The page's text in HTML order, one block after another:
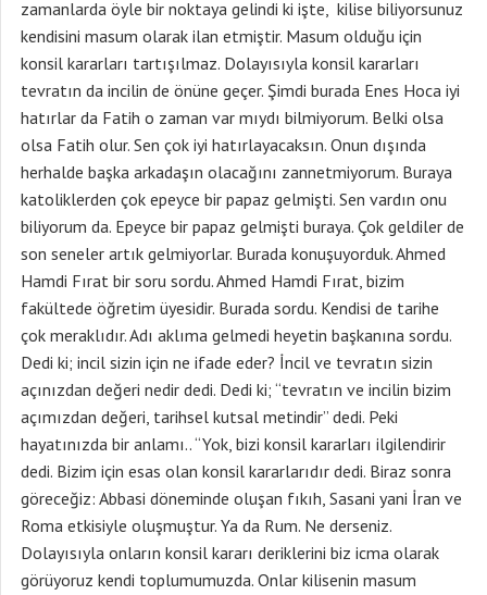
zamanlarda öyle bir noktaya gelindi ki işte, kilise biliyorsunuz
kendisini masum olarak ilan etmiştir. Masum olduğu için
konsil kararları tartışılmaz. Dolayısıyla konsil kararları
tevratın da incilin de önüne geçer. Şimdi burada Enes Hoca iyi
hatırlar da Fatih o zaman var mıydı bilmiyorum. Belki olsa
olsa Fatih olur. Sen çok iyi hatırlayacaksın. Onun dışında
herhalde başka arkadaşın olacağını zannetmiyorum. Buraya
katoliklerden çok epeyce bir papaz gelmişti. Sen vardın onu
biliyorum da. Epeyce bir papaz gelmişti buraya. Çok geldiler de
son seneler artık gelmiyorlar. Burada konuşuyorduk. Ahmed
Hamdi Fırat bir soru sordu. Ahmed Hamdi Fırat, bizim
fakültede öğretim üyesidir. Burada sordu. Kendisi de tarihe
çok meraklıdır. Adı aklıma gelmedi heyetin başkanına sordu.
Dedi ki; incil sizin için ne ifade eder? İncil ve tevratın sizin
açınızdan değeri nedir dedi. Dedi ki; “tevratın ve incilin bizim
açımızdan değeri, tarihsel kutsal metindir” dedi. Peki
hayatınızda bir anlamı.. “Yok, bizi konsil kararları ilgilendirir
dedi. Bizim için esas olan konsil kararlarıdır dedi. Biraz sonra
göreceğiz: Abbasi döneminde oluşan fıkıh, Sasani yani İran ve
Roma etkisiyle oluşmuştur. Ya da Rum. Ne derseniz.
Dolayısıyla onların konsil kararı deriklerini biz icma olarak
görüyoruz kendi toplumumuzda. Onlar kilisenin masum